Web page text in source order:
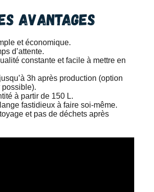
avantages
et économique.
d’attente.
constante et facile à mettre en
3h après production (option
possible).
à partir de 150 L.
fastidieux à faire soi-même.
et pas de déchets après